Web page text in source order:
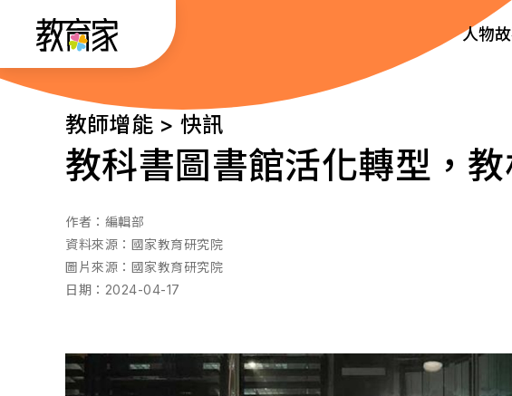
主
人物
教師增能 > 快訊
教科書圖書館活化轉型，教
作者： 編輯部
資料來源： 國家教育研究院
圖片來源： 國家教育研究院
日期： 2024-04-17